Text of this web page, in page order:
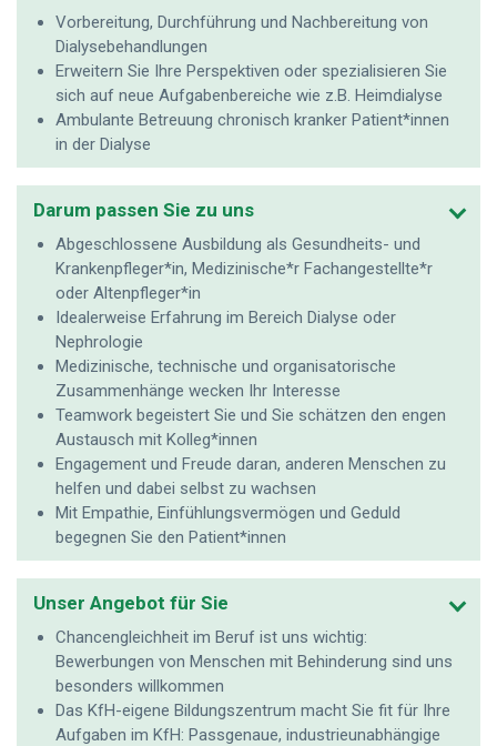
Vorbereitung, Durchführung und Nachbereitung von
Dialysebehandlungen
Erweitern Sie Ihre Perspektiven oder spezialisieren Sie
sich auf neue Aufgabenbereiche wie z.B. Heimdialyse
Ambulante Betreuung chronisch kranker Patient*innen
in der Dialyse
Darum passen Sie zu uns
Abgeschlossene Ausbildung als Gesundheits- und
Krankenpfleger*in, Medizinische*r Fachangestellte*r
oder Altenpfleger*in
Idealerweise Erfahrung im Bereich Dialyse oder
Nephrologie
Medizinische, technische und organisatorische
Zusammenhänge wecken Ihr Interesse
Teamwork begeistert Sie und Sie schätzen den engen
Austausch mit Kolleg*innen
Engagement und Freude daran, anderen Menschen zu
helfen und dabei selbst zu wachsen
Mit Empathie, Einfühlungsvermögen und Geduld
begegnen Sie den Patient*innen
Unser Angebot für Sie
Chancengleichheit im Beruf ist uns wichtig:
Bewerbungen von Menschen mit Behinderung sind uns
besonders willkommen
Das KfH-eigene Bildungszentrum macht Sie fit für Ihre
Aufgaben im KfH: Passgenaue, industrieunabhängige